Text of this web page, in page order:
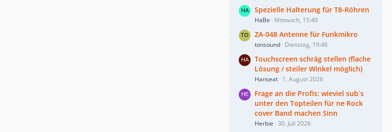
Spezielle Halterung für T8-Röhren
HaBe Mittwoch, 15:40
ZA-048 Antenne für Funkmikro
tonsound Dienstag, 19:46
Touchscreen schräg stellen (flache
Lösung / steiler Winkel möglich)
Hanseat 1. August 2026
Frage an die Profis: wieviel sub´s
unter den Topteilen für ne Rock
cover Band machen Sinn
Herbie 30. Juli 2026